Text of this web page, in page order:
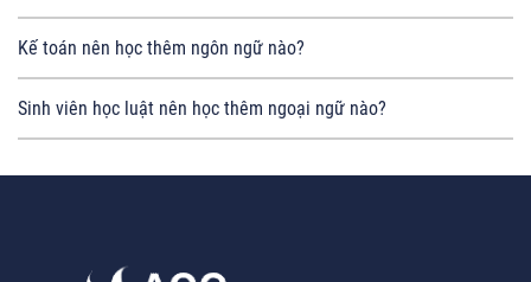
Kế toán nên học thêm ngôn ngữ nào?
Sinh viên học luật nên học thêm ngoại ngữ nào?